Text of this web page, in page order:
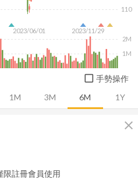
1M 3M 6M 1Y
2023/06/01 2023/11/29
110
1M
2M
手勢操作
close
限註冊會員使用